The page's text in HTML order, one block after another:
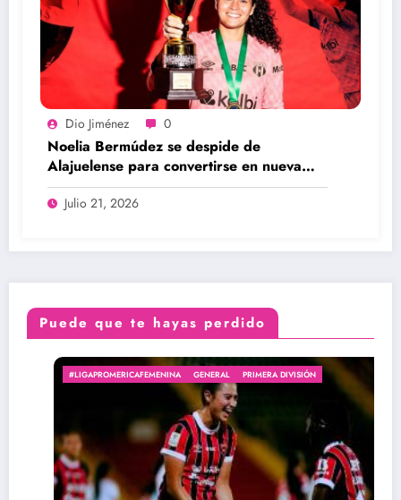
Dio Jiménez 0
Noelia Bermúdez se despide de
Alajuelense para convertirse en nueva
legionaria
Julio 21, 2026
Puede que te hayas perdido
#LIGAPROMERICAFEMENINA GENERAL PRIMERA DIVISIÓN